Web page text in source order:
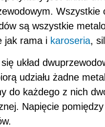
są wszystkie
jak rama i karoseria,
układ
udziału żadne
do każdego z nich
Napięcie